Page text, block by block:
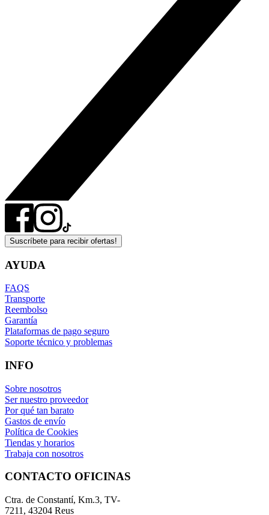
Suscríbete para recibir ofertas!
AYUDA
FAQS
Transporte
Reembolso
Garantía
Plataformas de pago seguro
Soporte técnico y problemas
INFO
Sobre nosotros
Ser nuestro proveedor
Por qué tan barato
Gastos de envío
Política de Cookies
Tiendas y horarios
Trabaja con nosotros
CONTACTO OFICINAS
Ctra. de Constantí, Km.3, TV-
7211, 43204 Reus